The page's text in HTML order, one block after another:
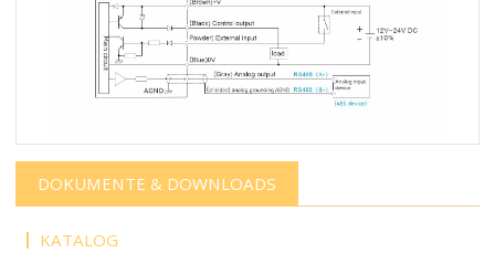
DOKUMENTE & DOWNLOADS
KATALOG